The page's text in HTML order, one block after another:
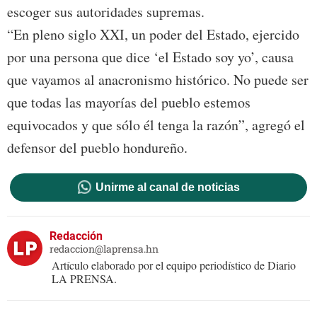
escoger sus autoridades supremas.
“En pleno siglo XXI, un poder del Estado, ejercido
por una persona que dice ‘el Estado soy yo’, causa
que vayamos al anacronismo histórico. No puede ser
que todas las mayorías del pueblo estemos
equivocados y que sólo él tenga la razón”, agregó el
defensor del pueblo hondureño.
Unirme al canal de noticias
Redacción
redaccion@laprensa.hn
Artículo elaborado por el equipo periodístico de Diario
LA PRENSA.